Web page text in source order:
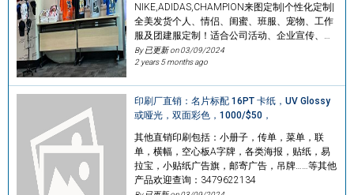
NIKE,ADIDAS,CHAMPION来图定制|个性化定制|
全美发货个人、情侣、闺蜜、班服、宠物、工作
服及团建服定制！适合公司活动、企业宣传、…
By 已更新 on03/09/2024
2 years 5 months ago
印刷厂直销：名片标配 16PT 卡纸，UV Glossy
或哑光，双面彩色，1000/$50，
其他直销印刷包括：小册子，传单，菜单，联
单，横幅，空心板A字牌，各类海报，贴纸，易
拉宝，小贴纸广告旗，邮寄广告，吊牌……等其他
产品欢迎查询：3479622134